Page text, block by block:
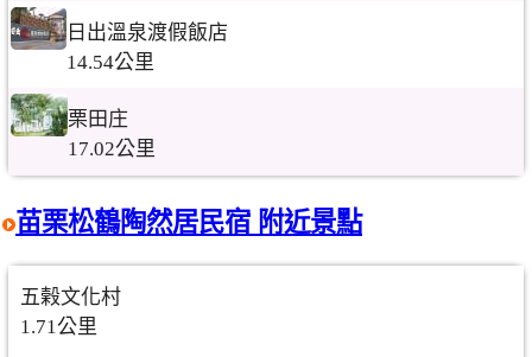
日出溫泉渡假飯店
14.54公里
栗田庄
17.02公里
苗栗松鶴陶然居民宿 附近景點
五榖文化村
1.71公里